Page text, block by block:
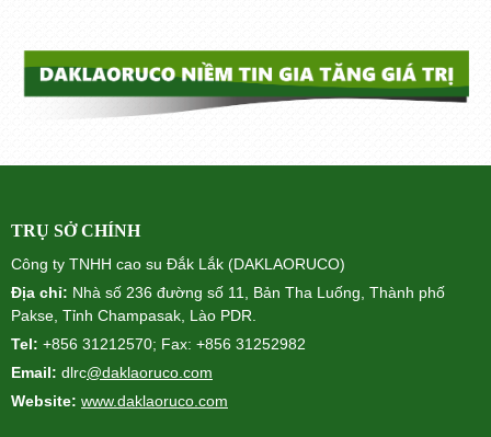
TRỤ SỞ CHÍNH
Công ty TNHH cao su Đắk Lắk (DAKLAORUCO)
Địa chỉ: Nhà số 236 đường số 11, Bản Tha Luống, Thành phố
Pakse, Tỉnh Champasak, Lào PDR.
Tel: +856 31212570; Fax: +856 31252982
Email: dlrc@daklaoruco.com
Website: www.daklaoruco.com